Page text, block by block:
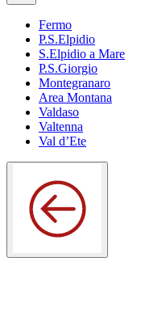
Fermo
P.S.Elpidio
S.Elpidio a Mare
P.S.Giorgio
Montegranaro
Area Montana
Valdaso
Valtenna
Val d’Ete